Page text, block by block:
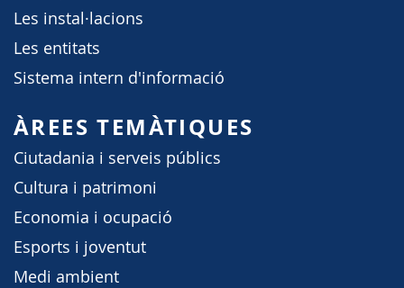
Les instal·lacions
Les entitats
Sistema intern d'informació
ÀREES TEMÀTIQUES
Ciutadania i serveis públics
Cultura i patrimoni
Economia i ocupació
Esports i joventut
Medi ambient